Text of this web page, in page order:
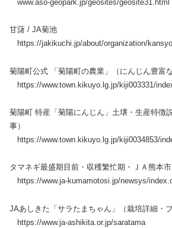
www.aso-geopark.jp/geosites/geosite31.html
甘藷 / JA菊池
https://jakikuchi.jp/about/organization/
菊陽町公式 「菊陽町の農業」（にんじん豊富
https://www.town.kikuyo.lg.jp/kiji003331/
菊陽町 特産「菊陽にんじん」土壌・生産特徴
事）
https://www.town.kikuyo.lg.jp/kiji0034853/
タマネギ最盛期目前・収穫繁忙期・ＪＡ熊本
https://www.ja-kumamotosi.jp/newsys/
JAあしきた「サラたまちゃん」（栽培詳細・ブ
https://www.ja-ashikita.or.jp/saratama